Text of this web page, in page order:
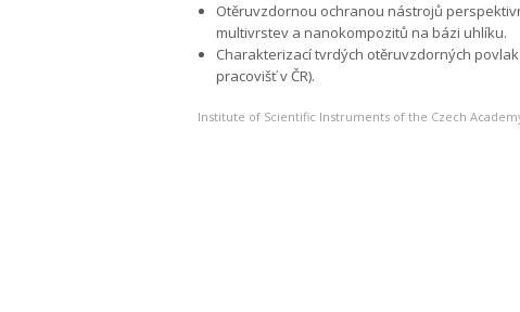
Otěruvzdornou ochranou nástrojů
multivrstev a nanokompozitů na bázi uhlíku.
Charakterizací tvrdých otěruvzdorných
pracovišť v ČR).
Institute of Scientific Instruments of the Czech